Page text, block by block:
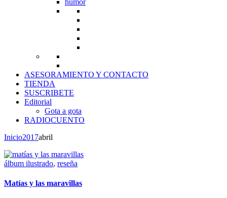
ASESORAMIENTO Y CONTACTO
TIENDA
SUSCRIBETE
Editorial
Gota a gota
RADIOCUENTO
Inicio2017abril
álbum ilustrado, reseña
Matías y las maravillas